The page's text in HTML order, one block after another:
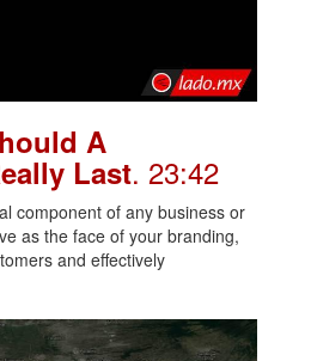
A
Last. 23:42
component of any business or
as the face of your branding,
and effectively